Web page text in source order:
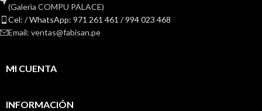
(Galerìa COMPU PALACE)
Cel: / WhatsApp: 971 261 461 / 994 023 468
Email: ventas@fabisan.pe
MI CUENTA
INFORMACIÓN